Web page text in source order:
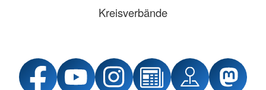
Kreisverbände